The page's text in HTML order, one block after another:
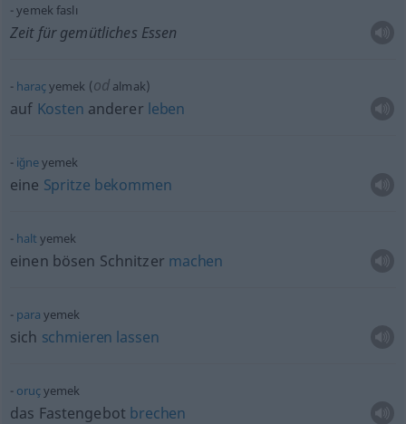
yemek faslı
Zeit für gemütliches Essen
haraçyemek (od almak)
auf Kosten anderer leben
iğneyemek
eine Spritze bekommen
halt yemek
einen bösen Schnitzer machen
para yemek
sich schmieren lassen
oruçyemek
das Fastengebot brechen